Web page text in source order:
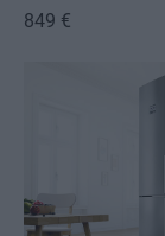
849 €